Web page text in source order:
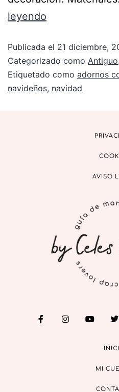
leyendo
Publicada el 21 diciembre,
Categorizado como Antiguo,
Etiquetado como adornos
navideños, navidad
AVISO
MI